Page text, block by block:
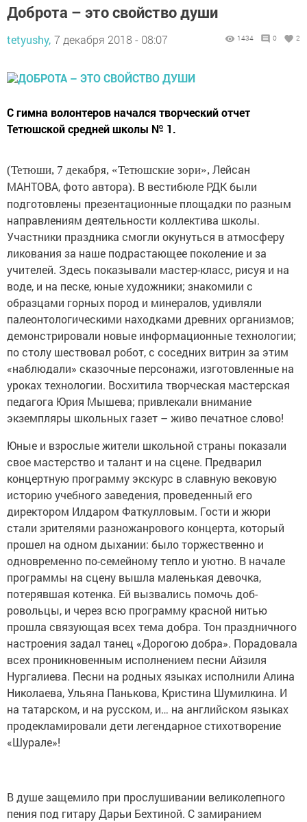
Доброта – это свойство души
tetyushy, 7 декабря 2018 - 08:07 1434 0 2
С гимна волонтеров начался творческий отчет
Тетюшской средней школы № 1.
(Тетюши, 7 декабря, «Тетюшские зори», Лейсан
МАНТОВА, фото автора). В вестибюле РДК были
подготовлены презентационные площадки по разным
направлениям деятельности коллектива школы.
Участники праздника смогли окунуться в атмосферу
ликования за наше подрастающее поколение и за
учителей. Здесь показывали мастер-класс, рисуя и на
воде, и на песке, юные художники; знакомили с
образцами горных пород и минералов, удивляли
палеонтологическими находками древних организмов;
демонстрировали новые информационные технологии;
по столу шествовал робот, с соседних витрин за этим
«наблюдали» сказочные персонажи, изготовленные на
уроках технологии. Восхитила творческая мастерская
педагога Юрия Мышева; привлекали внимание
экземпляры школьных газет – живо печатное слово!
Юные и взрослые жители школьной страны показали
свое мастерство и талант и на сцене. Предварил
концертную программу экскурс в славную вековую
историю учебного заведения, проведенный его
директором Илдаром Фаткулловым. Гости и жюри
стали зрителями разножанрового концерта, который
прошел на одном дыхании: было торжественно и
одновременно по-семейному тепло и уютно. В начале
программы на сцену вышла маленькая девочка,
потерявшая котенка. Ей вызвались помочь доб­
ровольцы, и через всю программу красной нитью
прошла связующая всех тема добра. Тон праздничного
настроения задал танец «Дорогою добра». Порадовала
всех проникновенным исполнением песни Айзиля
Нургалиева. Песни на родных языках исполнили Алина
Николаева, Ульяна Панькова, Кристина Шумилкина. И
на татарском, и на русском, и… на английском языках
продекламировали дети легендарное стихотворение
«Шурале»!
В душе защемило при прослушивании великолепного
пения под гитару Дарьи Бехтиной. С замиранием